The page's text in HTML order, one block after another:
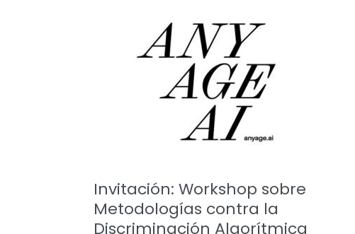
Invitación: Workshop sobre
Metodologías contra la
Discriminación Algorítmica